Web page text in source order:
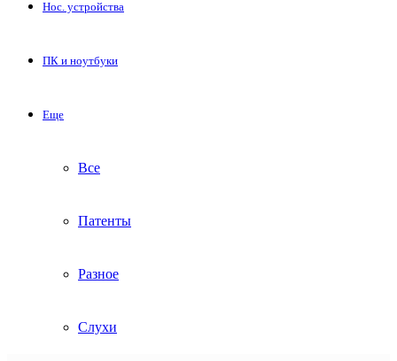
Нос. устройства
ПК и ноутбуки
Еще
Все
Патенты
Разное
Слухи